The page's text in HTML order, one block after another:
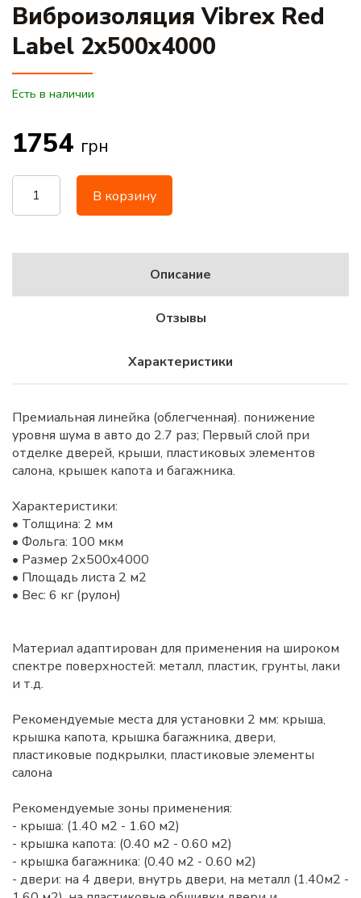
Виброизоляция Vibrex Red
Label 2x500x4000
Есть в наличии
1754 грн
В корзину
Описание
Отзывы
Характеристики
Премиальная линейка (облегченная). понижение
уровня шума в авто до 2.7 раз; Первый слой при
отделке дверей, крыши, пластиковых элементов
салона, крышек капота и багажника.
Характеристики:
• Толщина: 2 мм
• Фольга: 100 мкм
• Размер 2х500x4000
• Площадь листа 2 м2
• Вес: 6 кг (рулон)
Материал адаптирован для применения на широком
спектре поверхностей: металл, пластик, грунты, лаки
и т.д.
Рекомендуемые места для установки 2 мм: крыша,
крышка капота, крышка багажника, двери,
пластиковые подкрылки, пластиковые элементы
салона
Рекомендуемые зоны применения:
- крыша: (1.40 м2 - 1.60 м2)
- крышка капота: (0.40 м2 - 0.60 м2)
- крышка багажника: (0.40 м2 - 0.60 м2)
- двери: на 4 двери, внутрь двери, на металл (1.40м2 -